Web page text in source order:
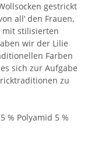
gestrickt
all‘ den Frauen,
mit stilisierten
wir der Lilie
Farben
sich zur Aufgabe
zu
% Polyamid 5 %